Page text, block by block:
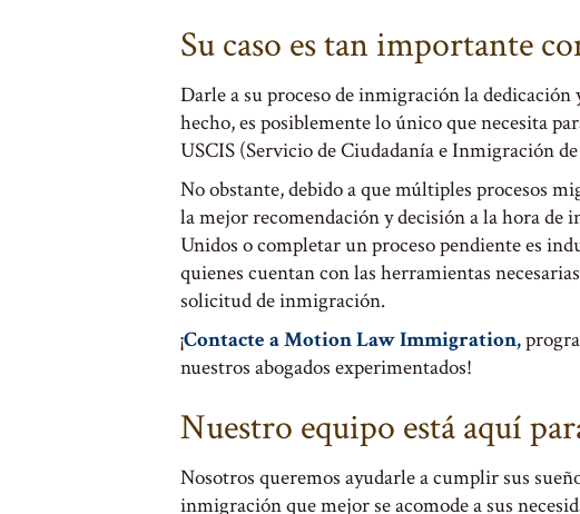
Su caso es tan importante
Darle a su proceso de inmigración la
hecho, es posiblemente lo único que necesita
USCIS (Servicio de Ciudadanía e Inmigración
No obstante, debido a que múltiples procesos
la mejor recomendación y decisión a la hora de
Unidos o completar un proceso pendiente es
quienes cuentan con las herramientas
solicitud de inmigración.
¡Contacte a Motion Law Immigration,
nuestros abogados experimentados!
Nuestro equipo está aquí
Nosotros queremos ayudarle a cumplir sus
inmigración que mejor se acomode a sus